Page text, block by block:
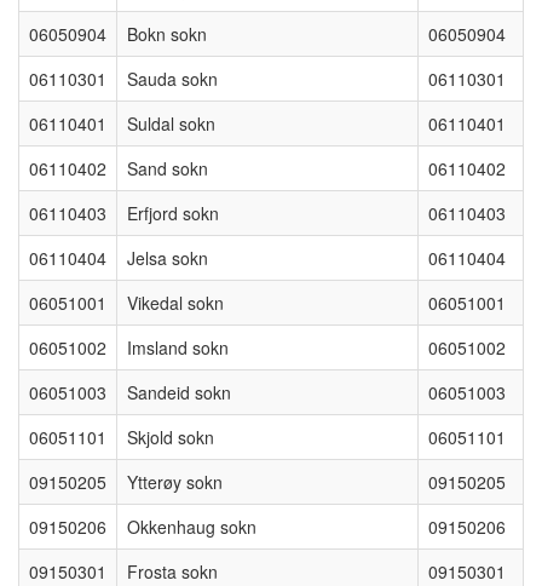
06050904
Bokn sokn
06050904
06110301
Sauda sokn
06110301
06110401
Suldal sokn
06110401
06110402
Sand sokn
06110402
06110403
Erfjord sokn
06110403
06110404
Jelsa sokn
06110404
06051001
Vikedal sokn
06051001
06051002
Imsland sokn
06051002
06051003
Sandeid sokn
06051003
06051101
Skjold sokn
06051101
09150205
Ytterøy sokn
09150205
09150206
Okkenhaug sokn
09150206
09150301
Frosta sokn
09150301